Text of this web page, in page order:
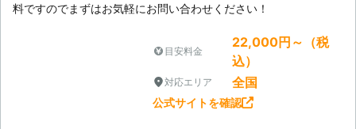
料ですのでまずはお気軽にお問い合わせください！
目安料金
22,000円～（税
込）
対応エリア 全国
公式サイトを確認